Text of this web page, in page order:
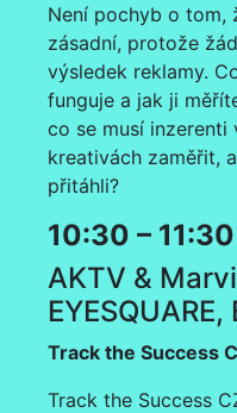
Není pochyb o tom,
zásadní, protože
výsledek reklamy.
funguje a jak ji
co se musí inzerenti
kreativách zaměřit,
přitáhli?
10:30 – 11:30
AKTV &
EYESQUARE,
Track the Success
Track the Success